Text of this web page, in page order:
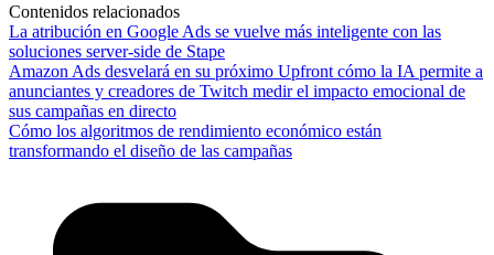
Contenidos relacionados
La atribución en Google Ads se vuelve más inteligente con las
soluciones server-side de Stape
Amazon Ads desvelará en su próximo Upfront cómo la IA permite a
anunciantes y creadores de Twitch medir el impacto emocional de
sus campañas en directo
Cómo los algoritmos de rendimiento económico están
transformando el diseño de las campañas